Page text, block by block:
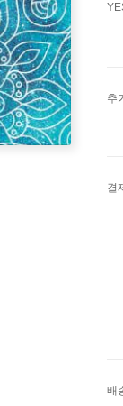
추
결
배